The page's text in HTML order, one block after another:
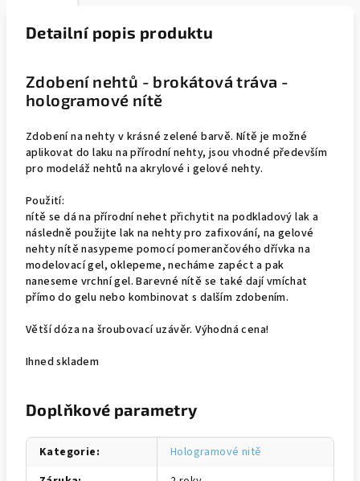
Detailní popis produktu
Zdobení nehtů - brokátová tráva -
hologramové nítě
Zdobení na nehty v krásné zelené barvě. Nítě je možné
aplikovat do laku na přírodní nehty, jsou vhodné především
pro modeláž nehtů na akrylové i gelové nehty.
Použití:
nítě se dá na přírodní nehet přichytit na podkladový lak a
následně použijte lak na nehty pro zafixování, na gelové
nehty nítě nasypeme pomocí pomerančového dřívka na
modelovací gel, oklepeme, necháme zapéct a pak
naneseme vrchní gel. Barevné nítě se také dají vmíchat
přímo do gelu nebo kombinovat s dalším zdobením.
Větší dóza na šroubovací uzávěr. Výhodná cena!
Ihned skladem
Doplňkové parametry
Kategorie:
Hologramové nitě